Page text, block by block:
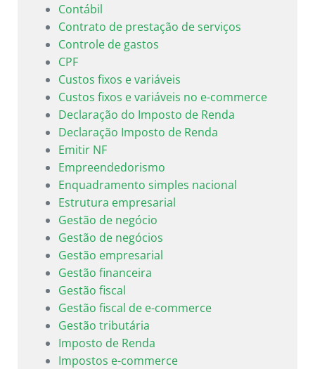
Contábil
Contrato de prestação de serviços
Controle de gastos
CPF
Custos fixos e variáveis
Custos fixos e variáveis no e-commerce
Declaração do Imposto de Renda
Declaração Imposto de Renda
Emitir NF
Empreendedorismo
Enquadramento simples nacional
Estrutura empresarial
Gestão de negócio
Gestão de negócios
Gestão empresarial
Gestão financeira
Gestão fiscal
Gestão fiscal de e-commerce
Gestão tributária
Imposto de Renda
Impostos e-commerce